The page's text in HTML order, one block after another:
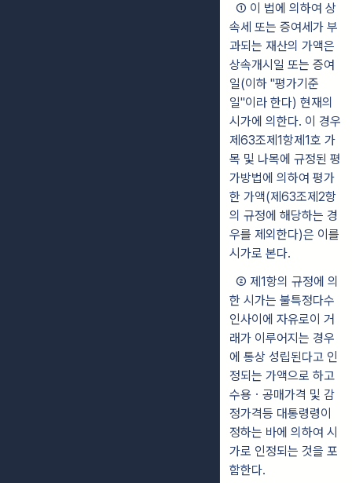
① 이 법에 의하여 상
속세 또는 증여세가 부
과되는 재산의 가액은
상속개시일 또는 증여
일(이하 "평가기준
일"이라 한다) 현재의
시가에 의한다. 이 경우
제63조제1항제1호 가
목 및 나목에 규정된 평
가방법에 의하여 평가
한 가액(제 63조제2항
의 규정에 해당하는 경
우를 제외한다)은 이를
시가로 본다.
② 제1항의 규정에 의
한 시가는 불특정다수
인사이에 자유로이 거
래가 이 루어지는 경우
에 통상 성립된다고 인
정되는 가액으로 하고
수용ㆍ공매가격 및 감
정가격등 대통령령이
정하는 바에 의하여 시
가로 인정되는 것을 포
함한다.